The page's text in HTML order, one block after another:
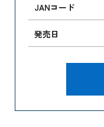
JANコード
発売日